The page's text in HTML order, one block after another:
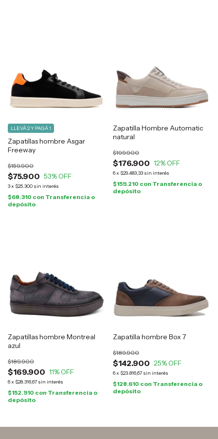
Zapatillas hombre Asgar
Freeway
$75.900
$159.900
53% OFF
3x $25.300 sin interés
LLEVÁ 2 Y PAGÁ 1
$68.310 con Transferencia o
depósito
Zapatilla Hombre Automatic
natural
$176.900
$199.900
12% OFF
6x $29.483,33 sin interés
$159.210 con Transferencia o
depósito
Zapatillas hombre Montreal
azul
$169.900
$189.900
11% OFF
6x $28.316,67 sin interés
$152.910 con Transferencia o
depósito
Zapatilla hombre Box 7
$142.900
$189.900
25% OFF
6x $23.816,67 sin interés
$128.610 con Transferencia o
depósito